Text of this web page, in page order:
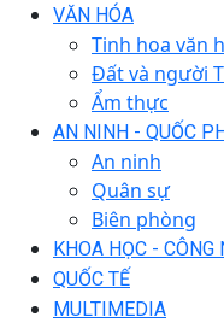
VĂN HÓA
Tinh hoa văn
Đất và người
Ẩm thực
AN NINH - QUỐC
An ninh
Quân sự
Biên phòng
KHOA HỌC - CÔNG
QUỐC TẾ
MULTIMEDIA